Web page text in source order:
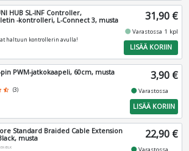
HUB SL-INF Controller,
-kontrolleri, L-Connect 3, musta
haltuun kontrollerin avulla!
31,90 €
fiber_manual_recordVarastossa 1 kpl
LISÄÄ KORIIN
pin PWM-jatkokaapeli, 60cm, musta
star_half (3)
3,90 €
fiber_manual_recordVarastossa
LISÄÄ KORIIN
Standard Braided Cable Extension
musta
BLK
22,90 €